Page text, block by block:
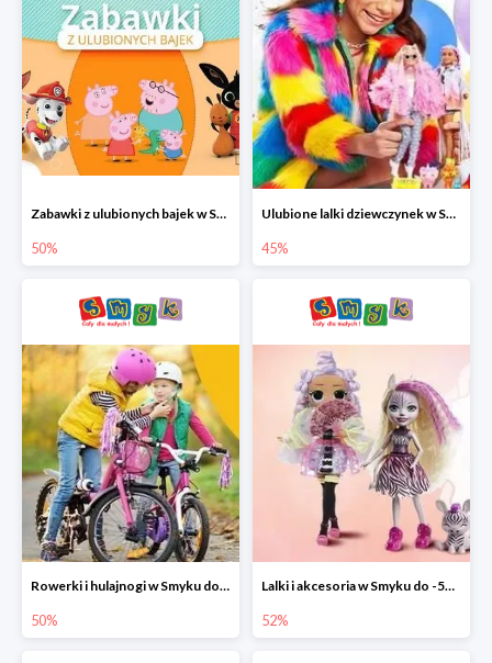
Zabawki z ulubionych bajek w Smyku do -50%
50%
Ulubione lalki dziewczynek w Smyku do -45%
45%
Rowerki i hulajnogi w Smyku do -50%
50%
Lalki i akcesoria w Smyku do -52%
52%